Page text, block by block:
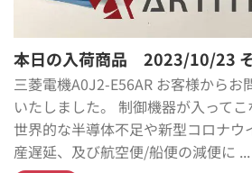
本日の入荷商品 2023/10/23
三菱電機A0J2-E56AR お客様からお
いたしました。 制御機器が入ってこ
世界的な半導体不足や新型コロナウ
産遅延、及び航空便/船便の減便に ...